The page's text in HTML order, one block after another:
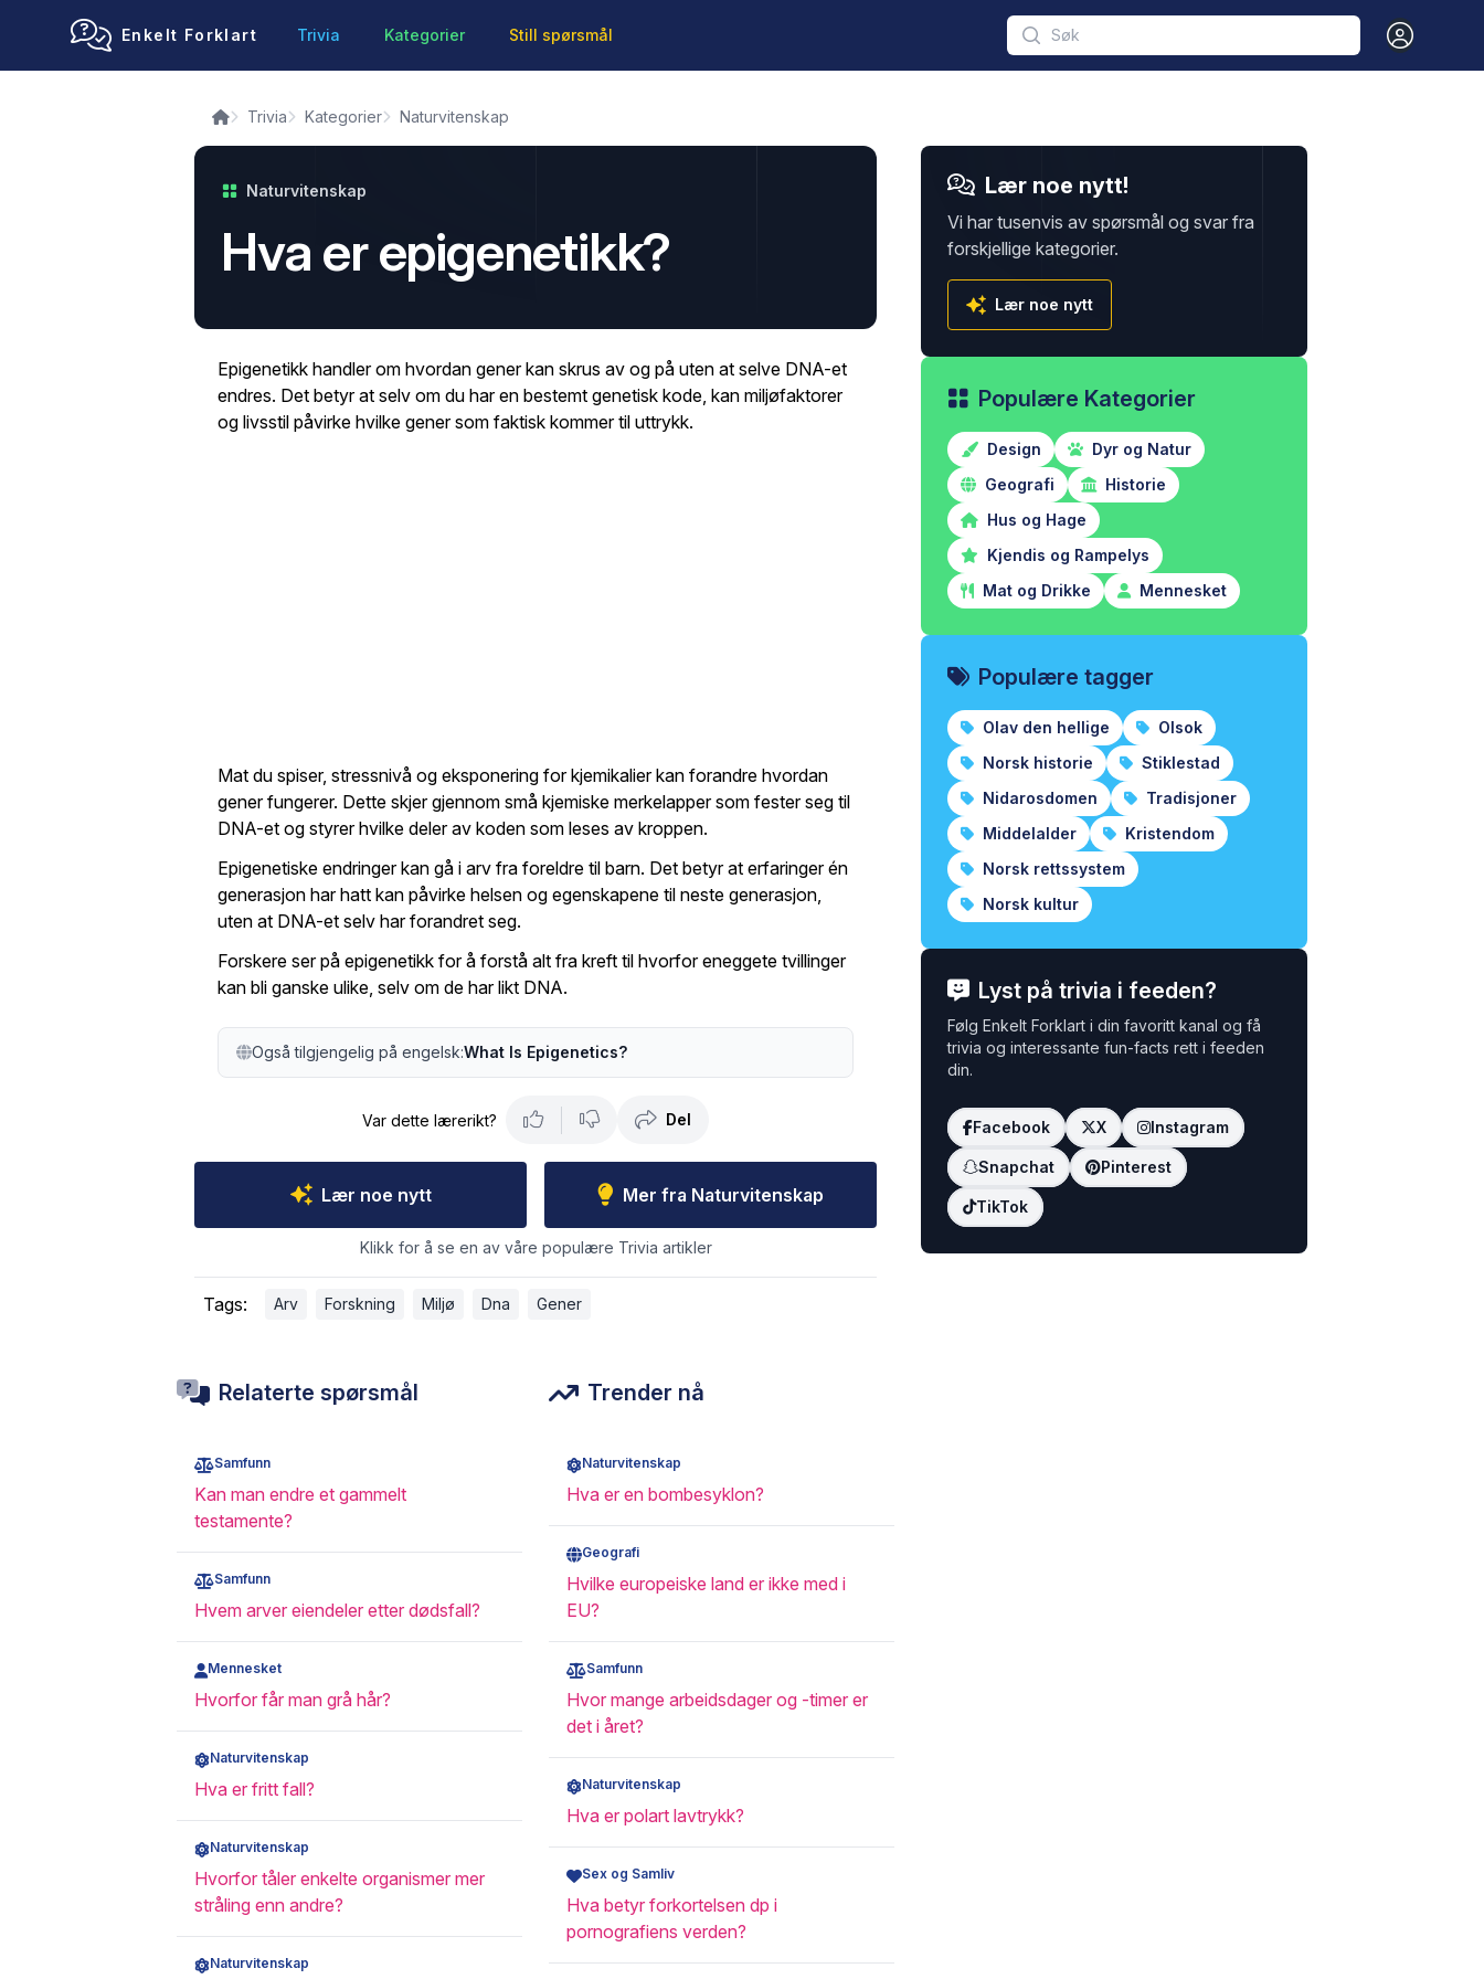
Enkelt Forklart Trivia Kategorier Still spørsmål Open user
Trivia Kategorier Naturvitenskap
Naturvitenskap
Hva er epigenetikk?
Epigenetikk handler om hvordan gener kan skrus av og på uten at selve DNA-et
endres. Det betyr at selv om du har en bestemt genetisk kode, kan miljøfaktorer
og livsstil påvirke hvilke gener som faktisk kommer til uttrykk.
Mat du spiser, stressnivå og eksponering for kjemikalier kan forandre hvordan
gener fungerer. Dette skjer gjennom små kjemiske merkelapper som fester seg til
DNA-et og styrer hvilke deler av koden som leses av kroppen.
Epigenetiske endringer kan gå i arv fra foreldre til barn. Det betyr at erfaringer én
generasjon har hatt kan påvirke helsen og egenskapene til neste generasjon,
uten at DNA-et selv har forandret seg.
Forskere ser på epigenetikk for å forstå alt fra kreft til hvorfor eneggete tvillinger
kan bli ganske ulike, selv om de har likt DNA.
Også tilgjengelig på engelsk:What Is Epigenetics?
Var dette lærerikt? Del
Lær noe nytt Mer fra Naturvitenskap
Klikk for å se en av våre populære Trivia artikler
Tags: Arv Forskning Miljø Dna Gener
Relaterte spørsmål
Samfunn
Kan man endre et gammelt
testamente?
Samfunn
Hvem arver eiendeler etter dødsfall?
Mennesket
Hvorfor får man grå hår?
Naturvitenskap
Hva er fritt fall?
Naturvitenskap
Hvorfor tåler enkelte organismer mer
stråling enn andre?
Naturvitenskap
Trender nå
Naturvitenskap
Hva er en bombesyklon?
Geografi
Hvilke europeiske land er ikke med i
EU?
Samfunn
Hvor mange arbeidsdager og -timer er
det i året?
Naturvitenskap
Hva er polart lavtrykk?
Sex og Samliv
Hva betyr forkortelsen dp i
pornografiens verden?
Lær noe nytt!
Vi har tusenvis av spørsmål og svar fra
forskjellige kategorier.
Lær noe nytt
Populære Kategorier
Design
Dyr og Natur
Geografi
Historie
Hus og Hage
Kjendis og Rampelys
Mat og Drikke
Mennesket
Populære tagger
Olav den hellige
Olsok
Norsk historie
Stiklestad
Nidarosdomen
Tradisjoner
Middelalder
Kristendom
Norsk rettssystem
Norsk kultur
Lyst på trivia i feeden?
Følg Enkelt Forklart i din favoritt kanal og få
trivia og interessante fun-facts rett i feeden
din.
Facebook X Instagram
Snapchat Pinterest
TikTok